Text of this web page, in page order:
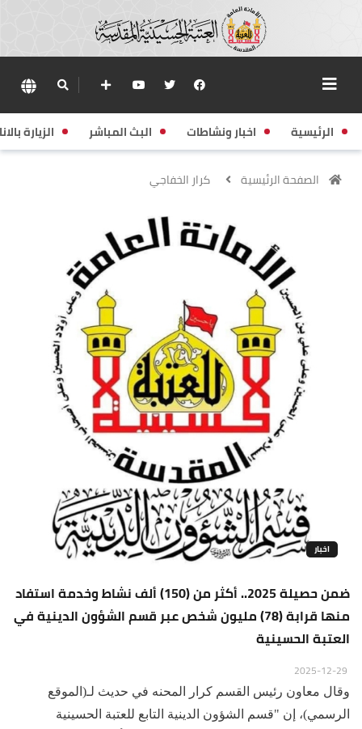
الرئيسية اخبار ونشاطات البث المباشر الزيارة
الصفحة الرئيسية كرار الخفاجي
اخبار
ضمن حصيلة 2025.. أكثر من (150) ألف نشاط وخدمة استفاد
منها قرابة (78) مليون شخص عبر قسم الشؤون الدينية في
العتبة الحسينية
وقال معاون رئيس القسم كرار المحنه في حديث لـ(الموقع
الرسمي)، إن "قسم الشؤون الدينية التابع للعتبة الحسينية